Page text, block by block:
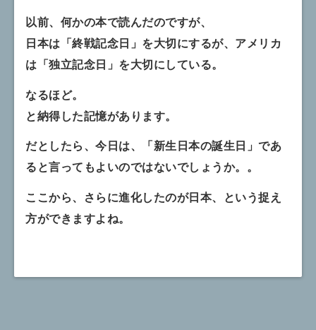
以前、何かの本で読んだのですが、
日本は「終戦記念日」を大切にするが、アメリカ
は「独立記念日」を大切にしている。
なるほど。
と納得した記憶があります。
だとしたら、今日は、「新生日本の誕生日」であ
ると言ってもよいのではないでしょうか。。
ここから、さらに進化したのが日本、という捉え
方ができますよね。